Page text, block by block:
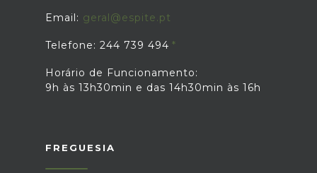
Email: geral@espite.pt
Telefone: 244 739 494
Horário de Funcionamento:
9h às 13h30min e das 14h30min às 16h
FREGUESIA